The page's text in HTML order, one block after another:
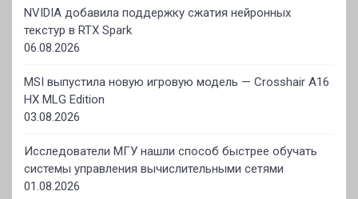
NVIDIA добавила поддержку сжатия нейронных
текстур в RTX Spark
06.08.2026
MSI выпустила новую игровую модель — Crosshair A16
HX MLG Edition
03.08.2026
Исследователи МГУ нашли способ быстрее обучать
системы управления вычислительными сетями
01.08.2026